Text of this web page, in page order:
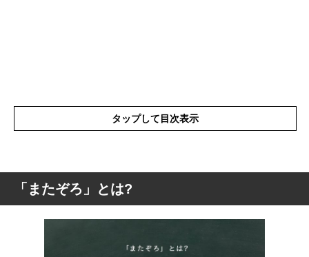
タップして目次表示
「またぞろ」とは?
「またぞろ」とは?